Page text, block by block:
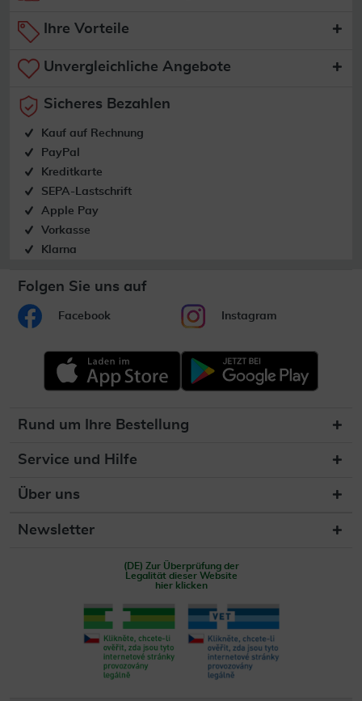
Ihre Vorteile
Unvergleichliche Angebote
Sicheres Bezahlen
Kauf auf Rechnung
PayPal
Kreditkarte
SEPA-Lastschrift
Apple Pay
Vorkasse
Klarna
Folgen Sie uns auf
Facebook Instagram
Rund um Ihre Bestellung
Service und Hilfe
Über uns
Newsletter
(DE) Zur Überprüfung der
Legalität dieser Website
hier klicken